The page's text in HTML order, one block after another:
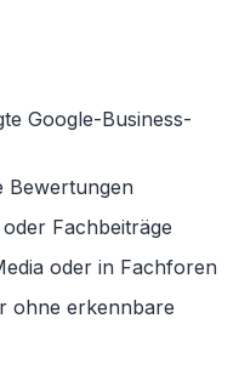
Google-Business-
Bewertungen
Fachbeiträge
oder in Fachforen
ohne erkennbare